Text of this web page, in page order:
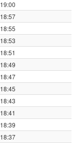
19:00
18:57
18:55
18:53
18:51
18:49
18:47
18:45
18:43
18:41
18:39
18:37